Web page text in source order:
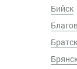
Бийск
Братск